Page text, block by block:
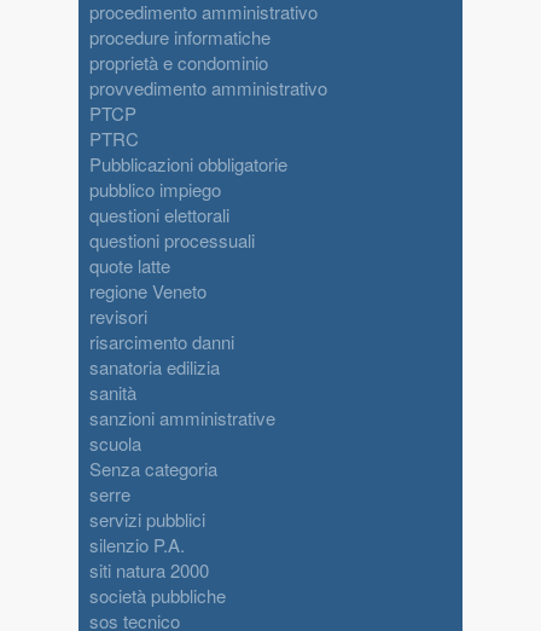
procedimento amministrativo
procedure informatiche
proprietà e condominio
provvedimento amministrativo
PTCP
PTRC
Pubblicazioni obbligatorie
pubblico impiego
questioni elettorali
questioni processuali
quote latte
regione Veneto
revisori
risarcimento danni
sanatoria edilizia
sanità
sanzioni amministrative
scuola
Senza categoria
serre
servizi pubblici
silenzio P.A.
siti natura 2000
società pubbliche
sos tecnico